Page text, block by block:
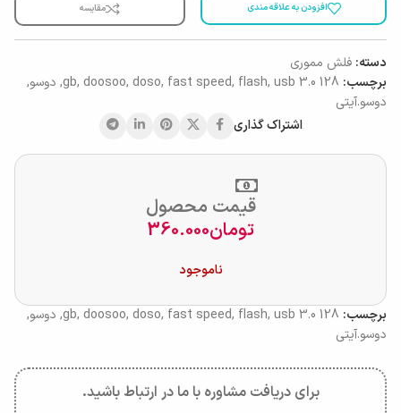
افزودن به علاقه مندی مقایسه
دسته: فلش مموری
برچسب: 128 gb
, doosoo, doso, fast speed, flash, usb 3.0
, دوسو,
دوسو.آیتی
اشتراک گذاری
قیمت محصول
تومان360.000
ناموجود
برچسب: 128 gb
, doosoo, doso, fast speed, flash, usb 3.0
, دوسو,
دوسو.آیتی
برای دریافت مشاوره با ما در ارتباط باشید.